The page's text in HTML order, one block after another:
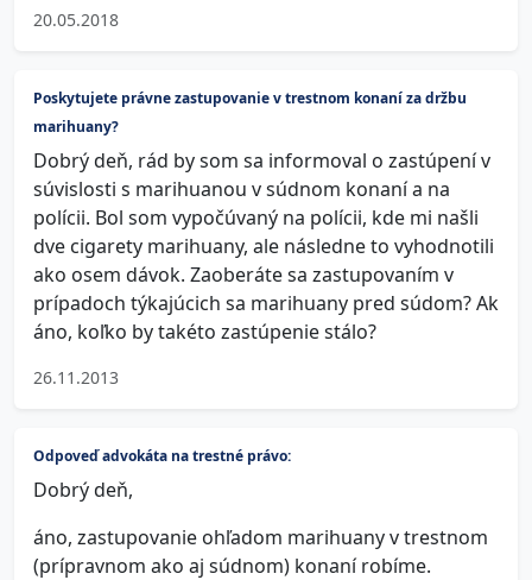
20.05.2018
Poskytujete právne zastupovanie v trestnom konaní za držbu
marihuany?
Dobrý deň, rád by som sa informoval o zastúpení v
súvislosti s marihuanou v súdnom konaní a na
polícii. Bol som vypočúvaný na polícii, kde mi našli
dve cigarety marihuany, ale následne to vyhodnotili
ako osem dávok. Zaoberáte sa zastupovaním v
prípadoch týkajúcich sa marihuany pred súdom? Ak
áno, koľko by takéto zastúpenie stálo?
26.11.2013
Odpoveď advokáta na trestné právo:
Dobrý deň,
áno, zastupovanie ohľadom marihuany v trestnom
(prípravnom ako aj súdnom) konaní robíme.